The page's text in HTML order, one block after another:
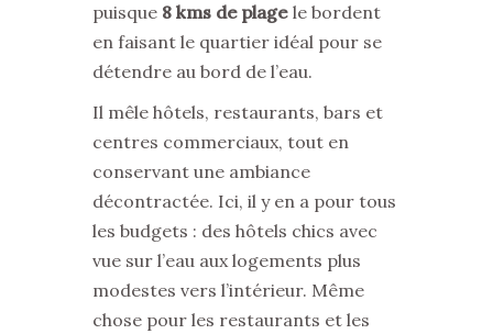
puisque 8 kms de plage le bordent
en faisant le quartier idéal pour se
détendre au bord de l’eau.
Il mêle hôtels, restaurants, bars et
centres commerciaux, tout en
conservant une ambiance
décontractée. Ici, il y en a pour tous
les budgets : des hôtels chics avec
vue sur l’eau aux logements plus
modestes vers l’intérieur. Même
chose pour les restaurants et les